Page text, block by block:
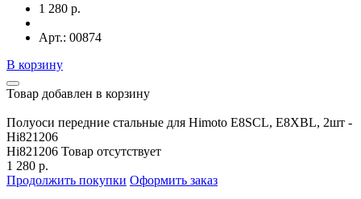
1 280 р.
Арт.: 00874
В корзину
Товар добавлен в корзину
Полуоси передние стальные для Himoto E8SCL, E8XBL, 2шт -
Hi821206
Hi821206 Товар отсутствует
1 280 р.
Продолжить покупки Оформить заказ